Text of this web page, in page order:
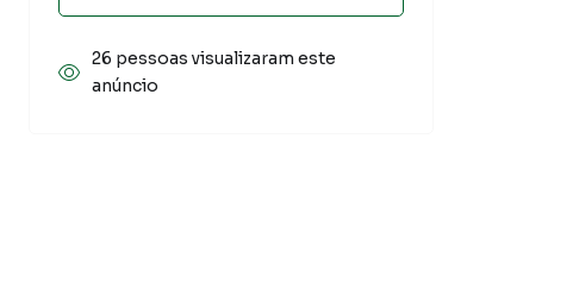
26 pessoas visualizaram este
anúncio